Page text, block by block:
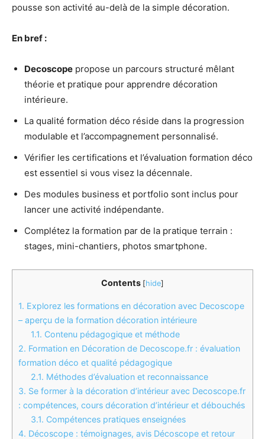
pousse son activité au-delà de la simple décoration.
En bref :
Decoscope propose un parcours structuré mêlant
théorie et pratique pour apprendre décoration
intérieure.
La qualité formation déco réside dans la progression
modulable et l’accompagnement personnalisé.
Vérifier les certifications et l’évaluation formation déco
est essentiel si vous visez la décennale.
Des modules business et portfolio sont inclus pour
lancer une activité indépendante.
Complétez la formation par de la pratique terrain :
stages, mini-chantiers, photos smartphone.
Contents [hide]
1. Explorez les formations en décoration avec Decoscope
– aperçu de la formation décoration intérieure
1.1. Contenu pédagogique et méthode
2. Formation en Décoration de Decoscope.fr : évaluation
formation déco et qualité pédagogique
2.1. Méthodes d’évaluation et reconnaissance
3. Se former à la décoration d’intérieur avec Decoscope.fr
: compétences, cours décoration d’intérieur et débouchés
3.1. Compétences pratiques enseignées
4. Décoscope : témoignages, avis Décoscope et retour